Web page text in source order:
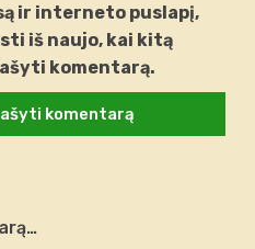
ir interneto puslapį,
iš naujo, kai kitą
komentarą.